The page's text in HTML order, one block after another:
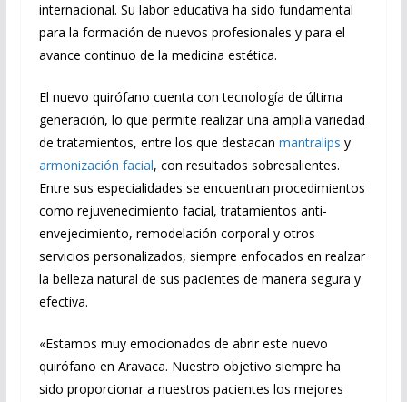
internacional. Su labor educativa ha sido fundamental
para la formación de nuevos profesionales y para el
avance continuo de la medicina estética.
El nuevo quirófano cuenta con tecnología de última
generación, lo que permite realizar una amplia variedad
de tratamientos, entre los que destacan mantralips y
armonización facial, con resultados sobresalientes.
Entre sus especialidades se encuentran procedimientos
como rejuvenecimiento facial, tratamientos anti-
envejecimiento, remodelación corporal y otros
servicios personalizados, siempre enfocados en realzar
la belleza natural de sus pacientes de manera segura y
efectiva.
«Estamos muy emocionados de abrir este nuevo
quirófano en Aravaca. Nuestro objetivo siempre ha
sido proporcionar a nuestros pacientes los mejores